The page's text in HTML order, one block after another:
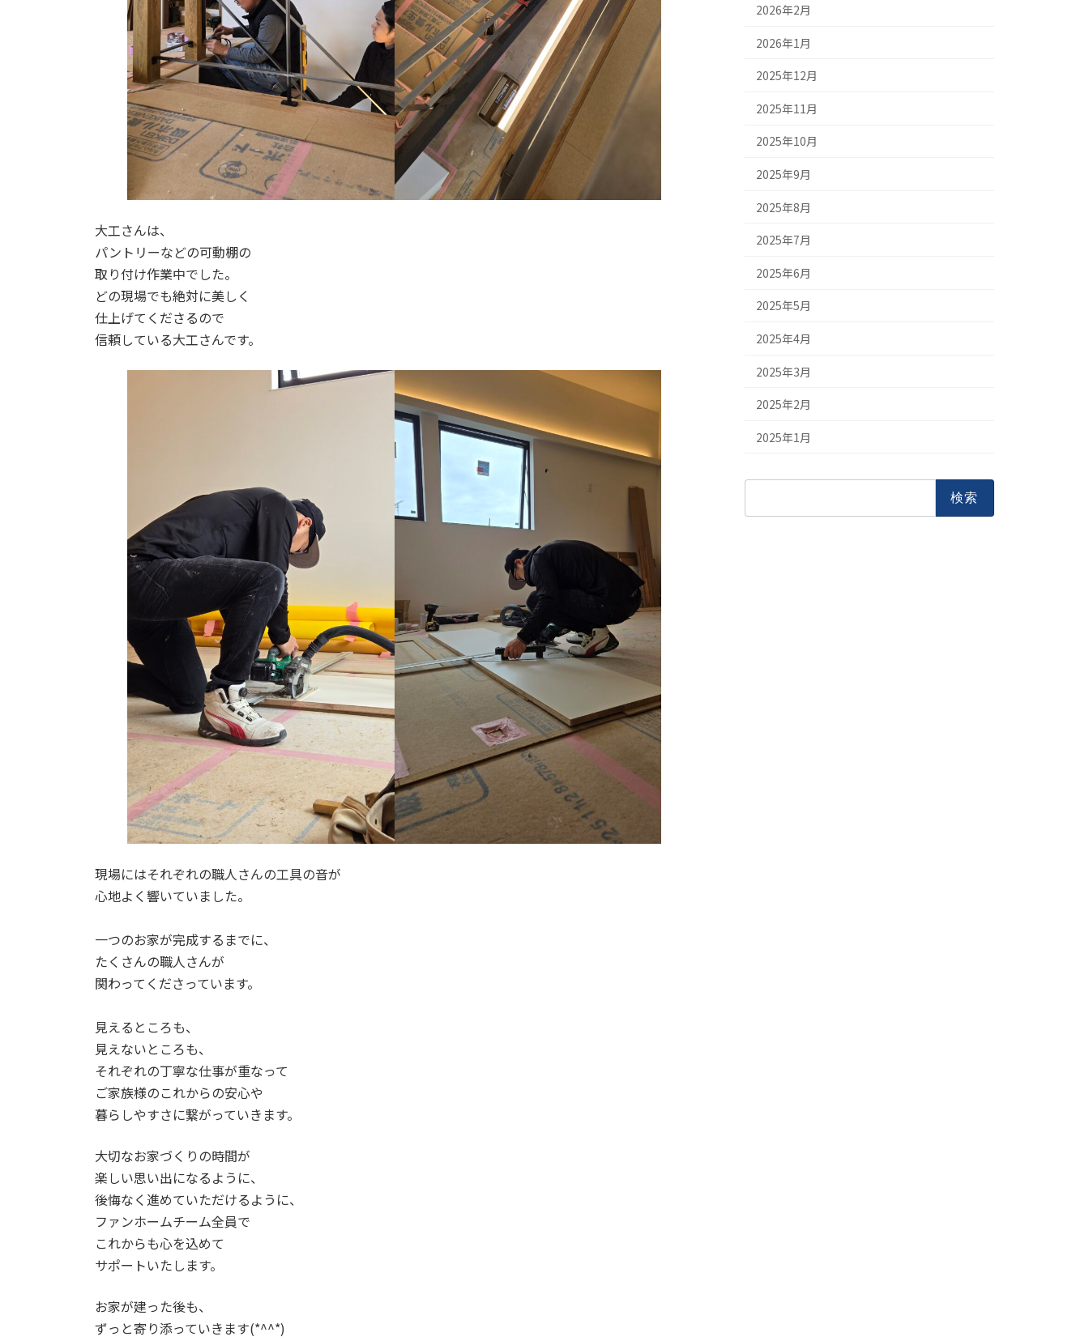
大工さんは、
パントリーなどの可動棚の
取り付け作業中でした。
どの現場でも絶対に美しく
仕上げてくださるので
信頼している大工さんです。
現場にはそれぞれの職人さんの工具の音が
心地よく響いていました。
一つのお家が完成するまでに、
たくさんの職人さんが
関わってくださっています。
見えるところも、
見えないところも、
それぞれの丁寧な仕事が重なって
ご家族様のこれからの安心や
暮らしやすさに繋がっていきます。
大切なお家づくりの時間が
楽しい思い出になるように、
後悔なく進めていただけるように、
ファンホームチーム全員で
これからも心を込めて
サポートいたします。
お家が建った後も、
ずっと寄り添っていきます(*^^*)
2026年2月
2026年1月
2025年12月
2025年11月
2025年10月
2025年9月
2025年8月
2025年7月
2025年6月
2025年5月
2025年4月
2025年3月
2025年2月
2025年1月